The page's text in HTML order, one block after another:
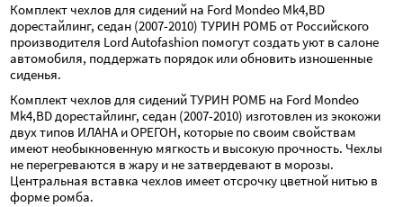
Комплект чехлов для сидений на Ford Mondeo Mk4,BD
дорестайлинг, седан (2007-2010) ТУРИН РОМБ от Российского
производителя Lord Autofashion помогут создать уют в салоне
автомобиля, поддержать порядок или обновить изношенные
сиденья.
Комплект чехлов для сидений ТУРИН РОМБ на Ford Mondeo
Mk4,BD дорестайлинг, седан (2007-2010) изготовлен из экокожи
двух типов ИЛАНА и ОРЕГОН, которые по своим свойствам
имеют необыкновенную мягкость и высокую прочность. Чехлы
не перегреваются в жару и не затвердевают в морозы.
Центральная вставка чехлов имеет отсрочку цветной нитью в
форме ромба.